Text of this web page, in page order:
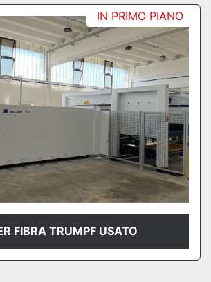
Ordina per IN PRIMO PIANO
FIBRA TRUMPF USATO